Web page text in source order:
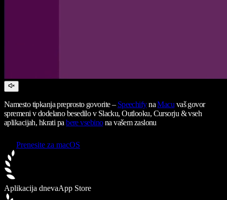
Namesto tipkanja preprosto govorite – SpeechifynaMacu vaš govor
spremeni v dodelano besedilo v Slacku, Outlooku, Cursorju & vseh
aplikacijah, hkrati pabere vsebinona vašem zaslonu
Prenesite za macOS
Aplikacija dnevaApp Store